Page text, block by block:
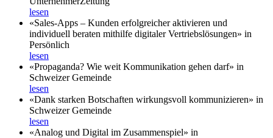
lesen
«Sales-Apps – Kunden erfolgreicher aktivieren und
individuell beraten mithilfe digitaler Vertriebslösungen» in
Persönlich
lesen
«Propaganda? Wie weit Kommunikation gehen darf» in
Schweizer Gemeinde
lesen
«Dank starken Botschaften wirkungsvoll kommunizieren» in
Schweizer Gemeinde
lesen
«Analog und Digital im Zusammenspiel» in